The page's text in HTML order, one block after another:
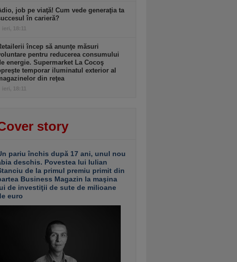
job pe viaţă! Cum vede generaţia ta
în carieră?
ieri, 18:11
încep să anunţe măsuri
pentru reducerea consumului
energie. Supermarket La Cocoş
temporar iluminatul exterior al
din reţea
ieri, 18:11
story
pariu închis după 17 ani, unul nou
deschis. Povestea lui Iulian
de la primul premiu primit din
Business Magazin la maşina
de investiţii de sute de milioane
euro